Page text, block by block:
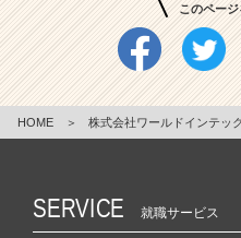
このペー
HOME ＞ 株式会社ワールドインテッ
SERVICE 就職サービス